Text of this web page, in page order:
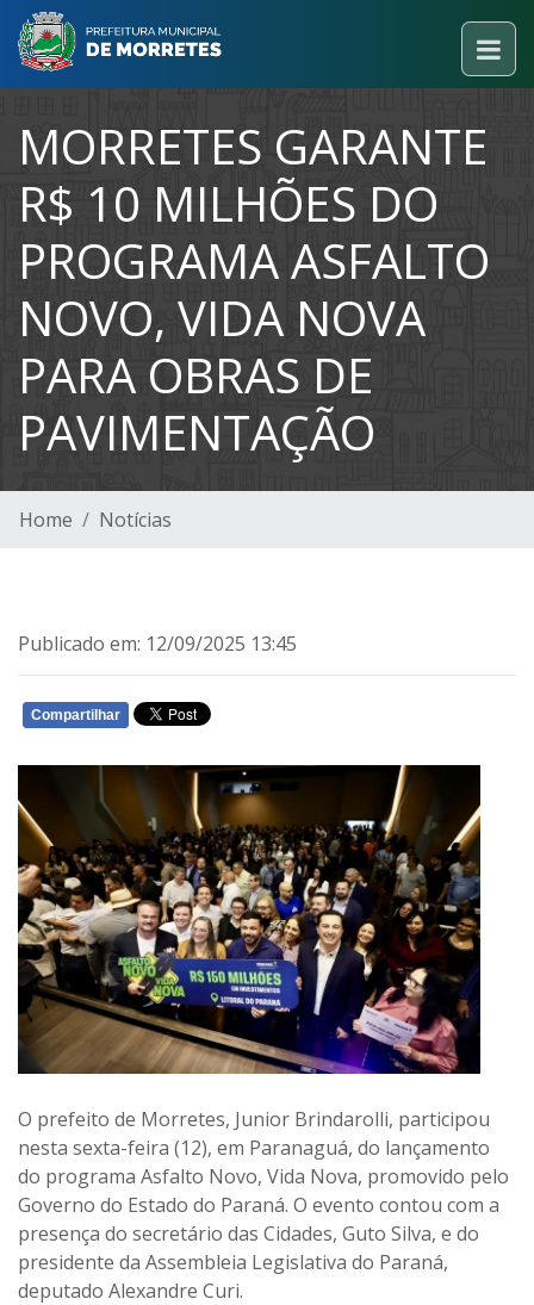
MORRETES GARANTE
R$ 10 MILHÕES DO
PROGRAMA ASFALTO
NOVO, VIDA NOVA
PARA OBRAS DE
PAVIMENTAÇÃO
Home Notícias
Publicado em: 12/09/2025 13:45
Compartilhar
O prefeito de Morretes, Junior Brindarolli, participou
nesta sexta-feira (12), em Paranaguá, do lançamento
do programa Asfalto Novo, Vida Nova, promovido pelo
Governo do Estado do Paraná. O evento contou com a
presença do secretário das Cidades, Guto Silva, e do
presidente da Assembleia Legislativa do Paraná,
deputado Alexandre Curi.